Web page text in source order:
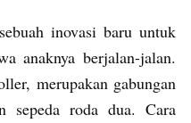
inovasi baru untuk
anaknya berjalan-jalan.
merupakan gabungan
sepeda roda dua. Cara